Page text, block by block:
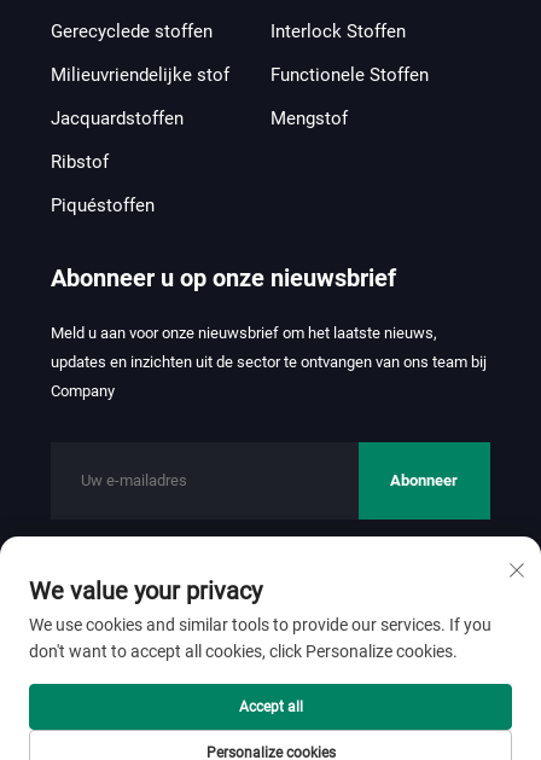
Gerecyclede stoffen
Interlock Stoffen
Milieuvriendelijke stof
Jacquardstoffen
Ribstof
Piquéstoffen
Functionele Stoffen
Mengstof
Abonneer u op onze nieuwsbrief
Meld u aan voor onze nieuwsbrief om het laatste nieuws,
updates en inzichten uit de sector te ontvangen van ons team bij
Company
Abonneer
Copyright © 2026 FOSHAN JINHUI TEXTILE CO.,LTD. Alle
rechten voorbehouden.
Privacybeleid
Scroll naar boven
We value your privacy
We use cookies and similar tools to provide our services. If you
don't want to accept all cookies, click Personalize cookies.
Personalize cookies
Accept all